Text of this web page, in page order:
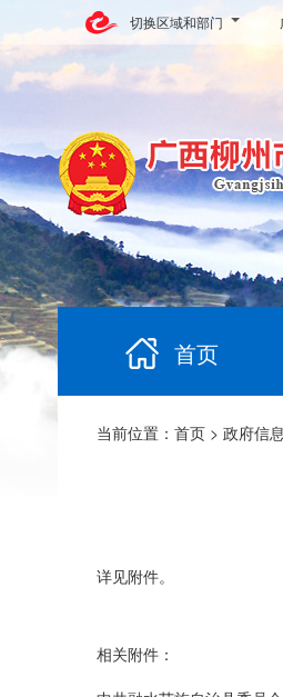
切换区域和部门
首页
当前位置： 首页 > 政府信
详见附件。
相关附件：